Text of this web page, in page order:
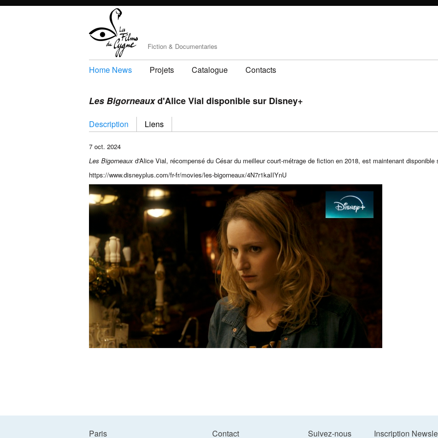
Fiction & Documentaries
Home News Projets Catalogue Contacts
Les Bigorneauxd'Alice Vial disponible sur Disney+
Description Liens
7 oct. 2024
Les Bigorneaux d'Alice Vial, récompensé du César du meilleur court-métrage de fiction en 2018, est maintenant disponible
https://www.disneyplus.com/fr-fr/movies/les-bigorneaux/4N7r1kaIIYnU
Paris Contact Suivez-nous Inscription